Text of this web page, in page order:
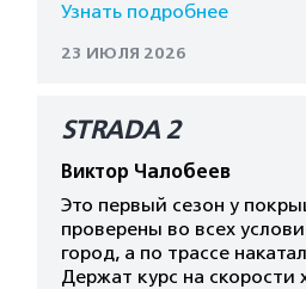
Узнать подробнее
23 ИЮЛЯ 2026
STRADA 2
Виктор Чалобеев
Это первый сезон у
проверены во всех
город, а по трассе
Держат курс на скорости